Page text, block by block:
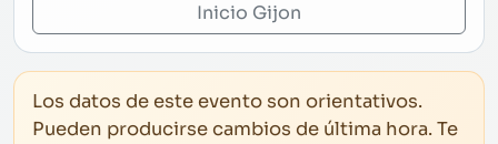
Inicio Gijon
Los datos de este evento son orientativos.
Pueden producirse cambios de última hora. Te